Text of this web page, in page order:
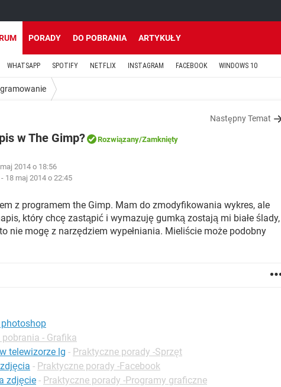
PORADY DO POBRANIA ARTYKUŁY
WHATSAPP SPOTIFY NETFLIX INSTAGRAM FACEBOOK WINDOWS 10
Następny Temat
w The Gimp? Rozwiązany/Zamknięty
2014 o 18:56
18 maj 2014 o 22:45
z programem the Gimp. Mam do zmodyfikowania wykres, ale
który chcę zastąpić i wymazuję gumką zostają mi białe ślady,
nie mogę z narzędziem wypełniania. Mieliście może podobny
pobrania - Grafika
telewizorze lg - Praktyczne porady -Sprzęt
- Praktyczne porady -Facebook
zdjęcie - Praktyczne porady -Programy graficzne